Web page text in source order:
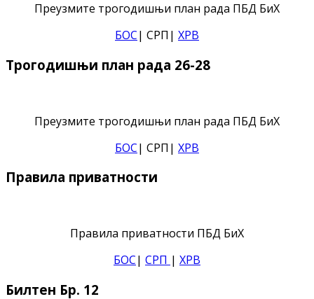
Преузмите трогодишњи план рада ПБД БиХ
БОС| СРП| ХРВ
Трогодишњи план рада 26-28
Преузмите трогодишњи план рада ПБД БиХ
БОС| СРП| ХРВ
Правила приватности
Правила приватности ПБД БиХ
БОС| СРП | ХРВ
Билтен Бр. 12